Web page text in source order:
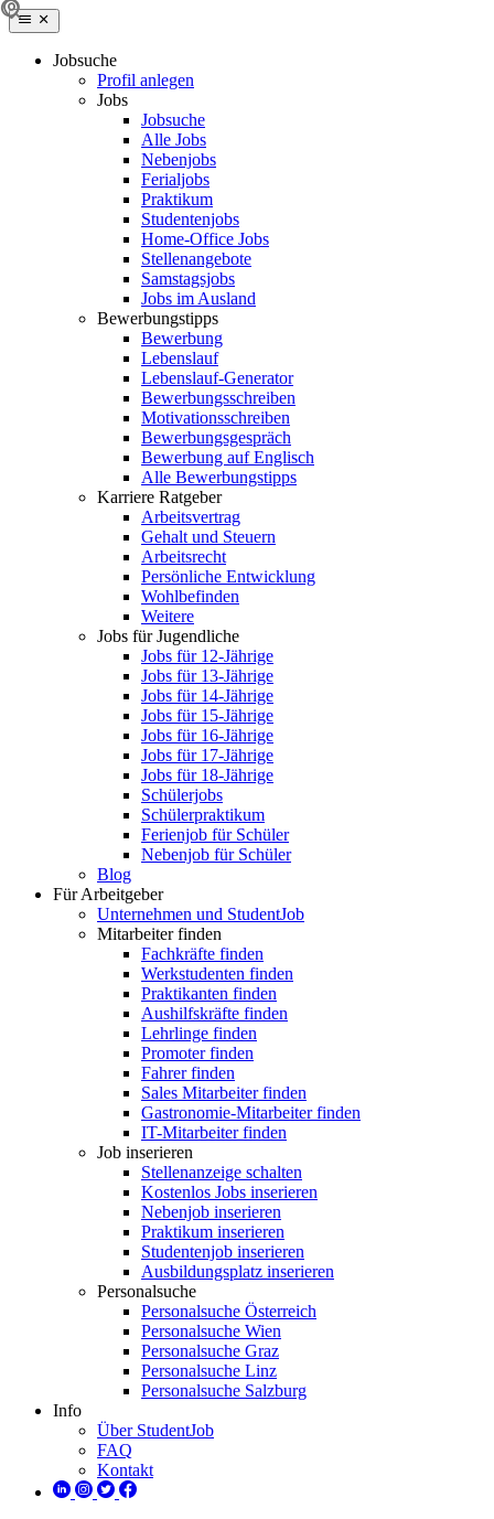
Jobsuche
Profil anlegen
Jobs
Jobsuche
Alle Jobs
Nebenjobs
Ferialjobs
Praktikum
Studentenjobs
Home-Office Jobs
Stellenangebote
Samstagsjobs
Jobs im Ausland
Bewerbungstipps
Bewerbung
Lebenslauf
Lebenslauf-Generator
Bewerbungsschreiben
Motivationsschreiben
Bewerbungsgespräch
Bewerbung auf Englisch
Alle Bewerbungstipps
Karriere Ratgeber
Arbeitsvertrag
Gehalt und Steuern
Arbeitsrecht
Persönliche Entwicklung
Wohlbefinden
Weitere
Jobs für Jugendliche
Jobs für 12-Jährige
Jobs für 13-Jährige
Jobs für 14-Jährige
Jobs für 15-Jährige
Jobs für 16-Jährige
Jobs für 17-Jährige
Jobs für 18-Jährige
Schülerjobs
Schülerpraktikum
Ferienjob für Schüler
Nebenjob für Schüler
Blog
Für Arbeitgeber
Unternehmen und StudentJob
Mitarbeiter finden
Fachkräfte finden
Werkstudenten finden
Praktikanten finden
Aushilfskräfte finden
Lehrlinge finden
Promoter finden
Fahrer finden
Sales Mitarbeiter finden
Gastronomie-Mitarbeiter finden
IT-Mitarbeiter finden
Job inserieren
Stellenanzeige schalten
Kostenlos Jobs inserieren
Nebenjob inserieren
Praktikum inserieren
Studentenjob inserieren
Ausbildungsplatz inserieren
Personalsuche
Personalsuche Österreich
Personalsuche Wien
Personalsuche Graz
Personalsuche Linz
Personalsuche Salzburg
Info
Über StudentJob
FAQ
Kontakt